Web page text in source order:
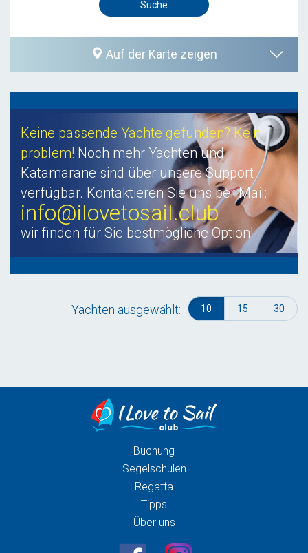
Auf der Karte zeigen
Keine passende Yachte gefunden? Kein
problem! Noch mehr Yachten und
Katamarane sind über unsere Support
verfügbar. Kontaktieren Sie uns per Mail:
info@ilovetosail.club
wir finden für Sie bestmögliche Option!
Yachten ausgewählt: 10 15 30
Buchung
Segelschulen
Regatta
Tipps
Über uns